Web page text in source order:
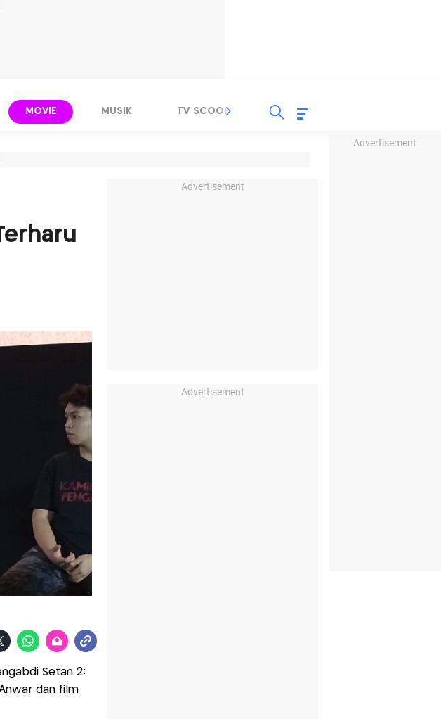
Advertisement
MOVIE MUSIK TV SCOOP LIRIK
Setan 2:
dan film
Advertisement
Advertisement